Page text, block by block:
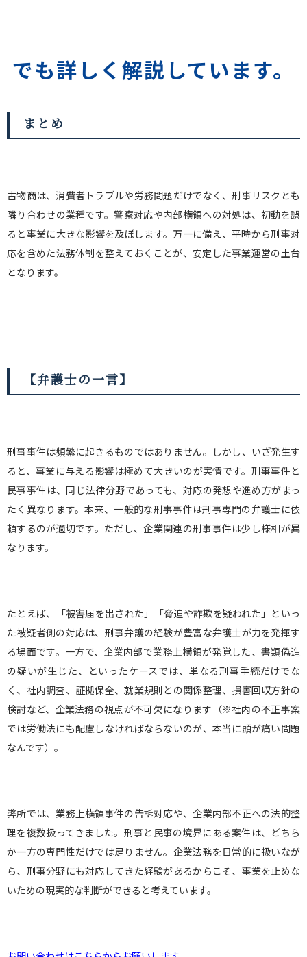
でも詳しく解説しています。
まとめ
古物商は、消費者トラブルや労務問題だけでなく、刑事リスクとも
隣り合わせの業種です。警察対応や内部横領への対処は、初動を誤
ると事業に大きな影響を及ぼします。万一に備え、平時から刑事対
応を含めた法務体制を整えておくことが、安定した事業運営の土台
となります。
【弁護士の一言】
刑事事件は頻繁に起きるものではありません。しかし、いざ発生す
ると、事業に与える影響は極めて大きいのが実情です。刑事事件と
民事事件は、同じ法律分野であっても、対応の発想や進め方がまっ
たく異なります。本来、一般的な刑事事件は刑事専門の弁護士に依
頼するのが適切です。ただし、企業関連の刑事事件は少し様相が異
なります。
たとえば、「被害届を出された」「脅迫や詐欺を疑われた」といっ
た被疑者側の対応は、刑事弁護の経験が豊富な弁護士が力を発揮す
る場面です。一方で、企業内部で業務上横領が発覚した、書類偽造
の疑いが生じた、といったケースでは、単なる刑事手続だけでな
く、社内調査、証拠保全、就業規則との関係整理、損害回収方針の
検討など、企業法務の視点が不可欠になります（※社内の不正事案
では労働法にも配慮しなければならないのが、本当に頭が痛い問題
なんです）。
弊所では、業務上横領事件の告訴対応や、企業内部不正への法的整
理を複数扱ってきました。刑事と民事の境界にある案件は、どちら
か一方の専門性だけでは足りません。企業法務を日常的に扱いなが
ら、刑事分野にも対応してきた経験があるからこそ、事業を止めな
いための現実的な判断ができると考えています。